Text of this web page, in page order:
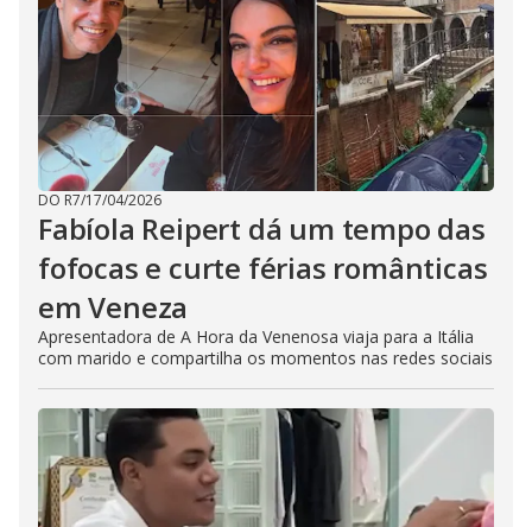
DO R7/17/04/2026
Fabíola Reipert dá um tempo das
fofocas e curte férias românticas
em Veneza
Apresentadora de A Hora da Venenosa viaja para a Itália
com marido e compartilha os momentos nas redes sociais